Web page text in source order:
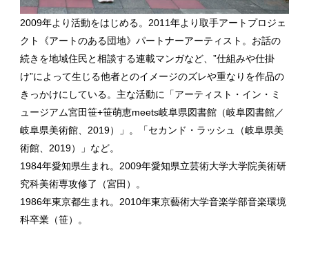
2009年より活動をはじめる。2011年より取手アートプロジェ
クト《アートのある団地》パートナーアーティスト。お話の
続きを地域住民と相談する連載マンガなど、”仕組みや仕掛
け”によって生じる他者とのイメージのズレや重なりを作品の
きっかけにしている。主な活動に「アーティスト・イン・ミ
ュージアム宮田笹+笹萌恵meets岐阜県図書館（岐阜図書館／
岐阜県美術館、2019）」。「セカンド・ラッシュ（岐阜県美
術館、2019）」など。
1984年愛知県生まれ。2009年愛知県立芸術大学大学院美術研
究科美術専攻修了（宮田）。
1986年東京都生まれ。2010年東京藝術大学音楽学部音楽環境
科卒業（笹）。